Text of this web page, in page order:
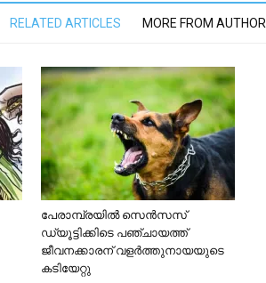
RELATED ARTICLES MORE FROM AUTHOR
പേരാമ്പ്രയിൽ സെൻസസ്
ഡ്യൂട്ടിക്കിടെ പഞ്ചായത്ത്
ജീവനക്കാരന് വളർത്തുനായയുടെ
കടിയേറ്റു